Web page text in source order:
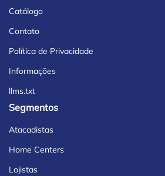
Catálogo
Contato
Política de Privacidade
Informações
llms.txt
Segmentos
Atacadistas
Home Centers
Lojistas